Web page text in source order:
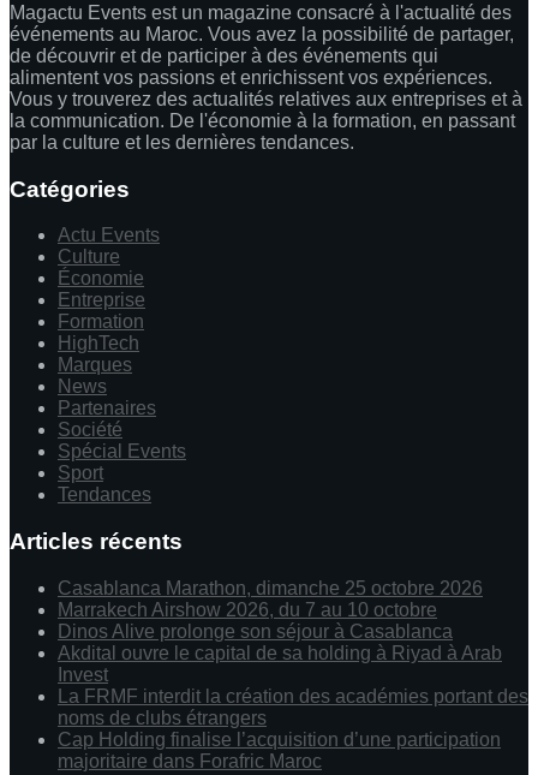
Magactu Events est un magazine consacré à l'actualité des
événements au Maroc. Vous avez la possibilité de partager,
de découvrir et de participer à des événements qui
alimentent vos passions et enrichissent vos expériences.
Vous y trouverez des actualités relatives aux entreprises et à
la communication. De l'économie à la formation, en passant
par la culture et les dernières tendances.
Catégories
Actu Events
Culture
Économie
Entreprise
Formation
HighTech
Marques
News
Partenaires
Société
Spécial Events
Sport
Tendances
Articles récents
Casablanca Marathon, dimanche 25 octobre 2026
Marrakech Airshow 2026, du 7 au 10 octobre
Dinos Alive prolonge son séjour à Casablanca
Akdital ouvre le capital de sa holding à Riyad à Arab
Invest
La FRMF interdit la création des académies portant des
noms de clubs étrangers
Cap Holding finalise l’acquisition d’une participation
majoritaire dans Forafric Maroc